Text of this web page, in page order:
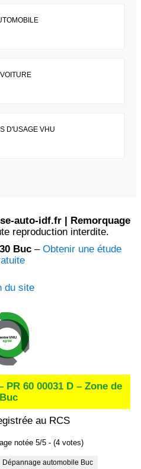
D'USAGE VHU
auto-idf.fr | Remorquage
reproduction interdite.
Buc– Obtenir une étude
du site
60 00031 D – Zone de
Buc
au RCS
notée 5/5 - (4 votes)
Dépannage automobile Buc